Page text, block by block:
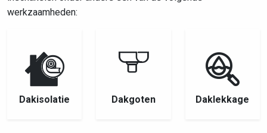
werkzaamheden:
Dakisolatie Dakgoten Daklekkage